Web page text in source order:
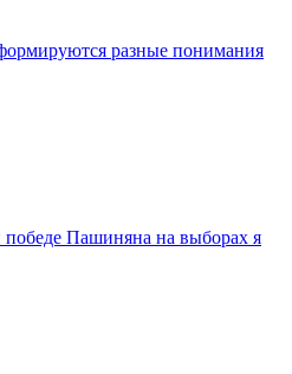
разные понимания
Пашиняна на выборах я